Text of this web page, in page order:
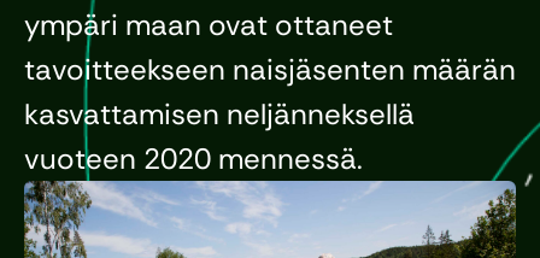
ympäri maan ovat ottaneet
tavoitteekseen naisjäsenten määrän
kasvattamisen neljänneksellä
vuoteen 2020 mennessä.